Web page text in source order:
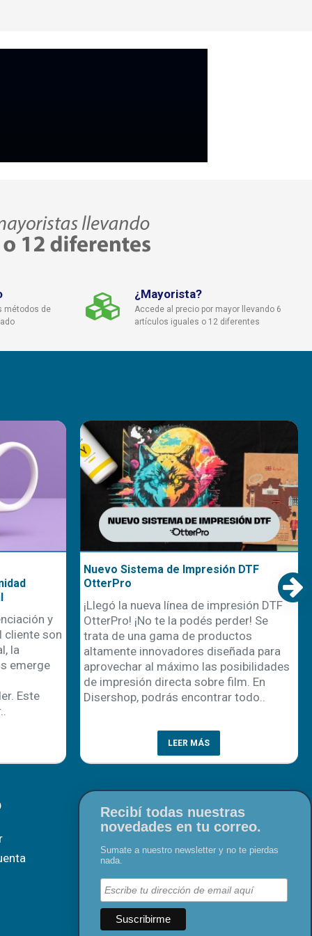
métodos de
¿Mayorista?
Accede al precio por mayor llevando 6
artículos iguales o 12 diferentes
y
cliente son
la
emerge
Este
Nuevo Sistema de Impresión DTF
OtterPro
¡Llegó la nueva línea de impresión DTF
OtterPro! ¡No te la podés perder! Se
trata de una gama de productos
altamente innovadores diseñada para
aprovechar al máximo las posibilidades
de impresión directa sobre film. En
Disershop, podrás encontrar todo..
LEER MÁS
Recibí todas nuestras
novedades en tu correo.
Sumate a nuestro newsletter y no te pierdas
nada.